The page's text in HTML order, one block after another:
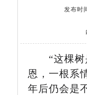
发布时
“这棵树
恩，一根系
年后仍会是